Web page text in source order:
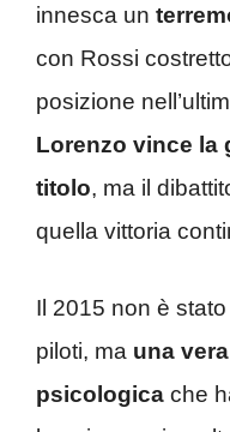
innesca un
con Rossi
posizione
Lorenzo vince la
titolo, ma il
quella vittoria
Il 2015 non è
piloti, ma una
psicologica che